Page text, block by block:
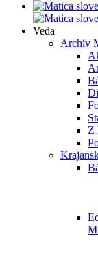
Veda
Archív
Z